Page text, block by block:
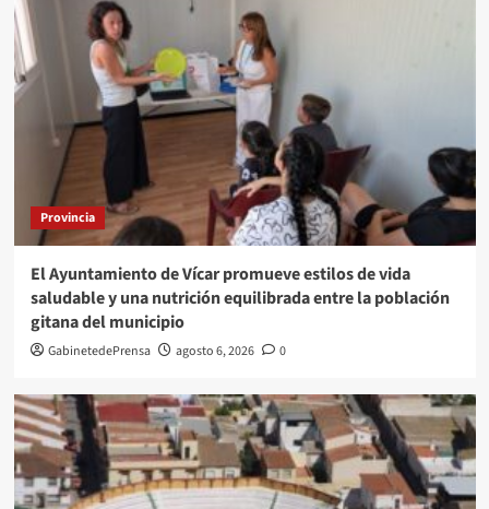
Provincia
El Ayuntamiento de Vícar promueve estilos de vida
saludable y una nutrición equilibrada entre la población
gitana del municipio
GabinetedePrensa agosto 6, 2026 0